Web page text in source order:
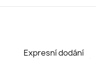
Expresní dodání